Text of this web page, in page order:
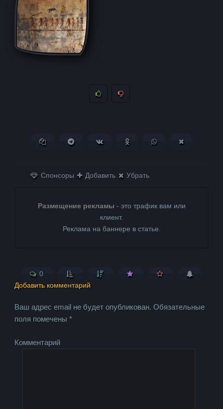
Копировать ссылкуПоделиться в Telegram
Поделиться ВКонтактеПоделиться в
Поделиться в
Спонсоры Добавить Убрать
Размещение рекламы - это трафик вам или
клиент.
Реклама на баннере в статье.
0
Добавить комментарий
Ваш адрес email не будет опубликован. Обязательные
поля помечены*
Комментарий